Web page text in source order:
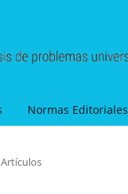
Normas Editoriales
Artículos